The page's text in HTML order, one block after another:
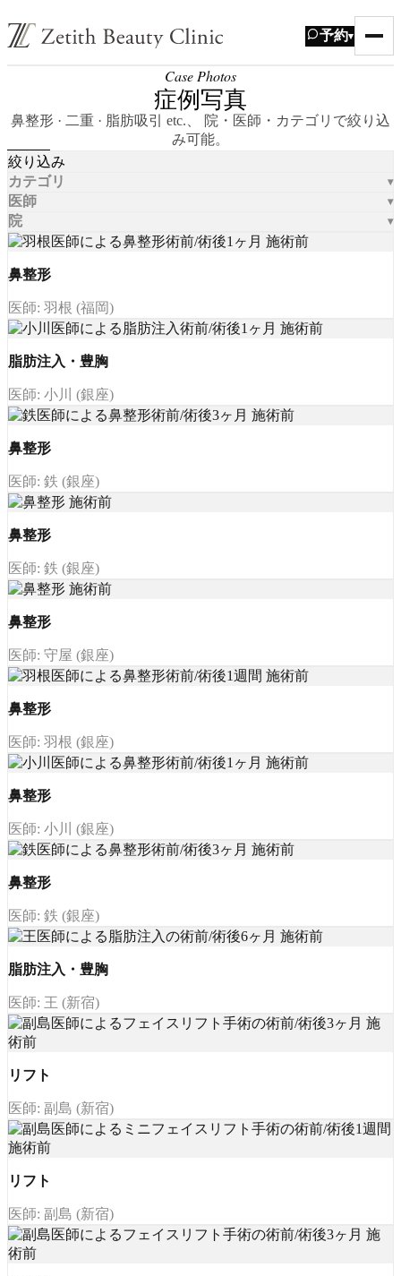
予約▾
Case Photos
症例写真
鼻整形 · 二重 · 脂肪吸引 etc.、 院・医師・カテゴリで絞り込
み可能。
絞り込み
カテゴリ
医師
院
鼻整形
医師: 羽根 (福岡)
脂肪注入・豊胸
医師: 小川 (銀座)
鼻整形
医師: 鉄 (銀座)
鼻整形
医師: 鉄 (銀座)
鼻整形
医師: 守屋 (銀座)
鼻整形
医師: 羽根 (銀座)
鼻整形
医師: 小川 (銀座)
鼻整形
医師: 鉄 (銀座)
脂肪注入・豊胸
医師: 王 (新宿)
リフト
医師: 副島 (新宿)
リフト
医師: 副島 (新宿)